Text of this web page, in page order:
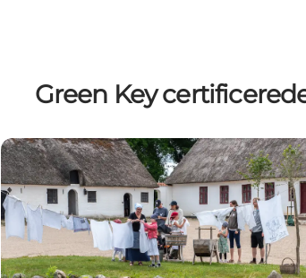
Green Key
Herregården Hessel